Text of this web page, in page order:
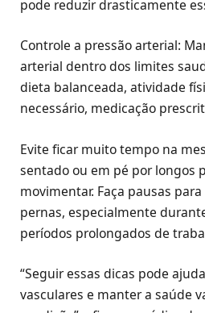
pode reduzir drasticamente
Controle a pressão arterial:
arterial dentro dos limites
dieta balanceada, atividade
necessário, medicação
Evite ficar muito tempo na
sentado ou em pé por longos
movimentar. Faça pausas
pernas, especialmente
períodos prolongados de
“Seguir essas dicas pode
vasculares e manter a saúde